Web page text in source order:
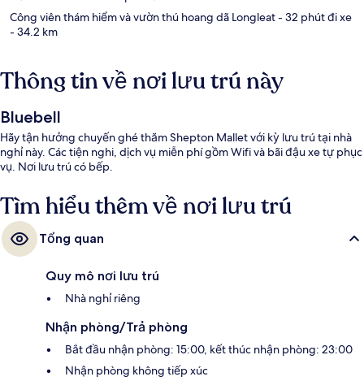
Công viên thám hiểm và vườn thú hoang dã Longleat- 32 phút đi xe
- 34.2 km
Thông tin về nơi lưu trú này
Bluebell
Hãy tận hưởng chuyến ghé thăm Shepton Mallet với kỳ lưu trú tại nhà
nghỉ này. Các tiện nghi, dịch vụ miễn phí gồm Wifi và bãi đậu xe tự phục
vụ. Nơi lưu trú có bếp.
Tìm hiểu thêm về nơi lưu trú
Tổng quan
Quy mô nơi lưu trú
Nhà nghỉ riêng
Nhận phòng/Trả phòng
Bắt đầu nhận phòng: 15:00, kết thúc nhận phòng: 23:00
Nhận phòng không tiếp xúc